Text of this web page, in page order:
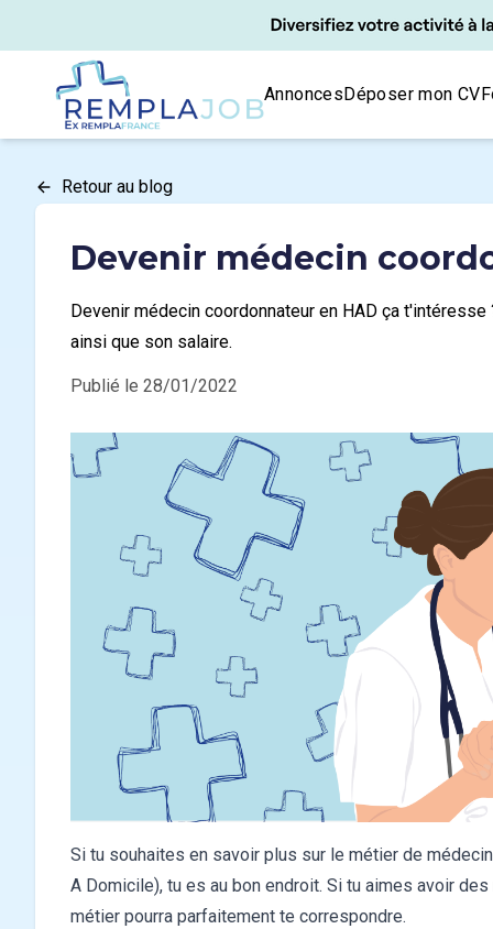
RemplaJob
AnnoncesDéposer mon CV
Retour au blog
Devenir médecin
Devenir médecin coordonnateur en HAD ça
ainsi que son salaire.
Publié le 28/01/2022
Si tu souhaites en savoir plus sur le métier de
A Domicile), tu es au bon endroit. Si tu aimes avoir
métier pourra parfaitement te correspondre.